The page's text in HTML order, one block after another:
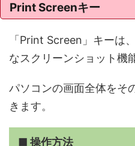
Print Screenキー
「Print Screen」キーは
なスクリーンショット機
パソコンの画面全体をそ
きます。
■ 操作方法